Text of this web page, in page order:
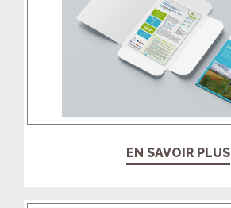
EN SAVOIR PLUS